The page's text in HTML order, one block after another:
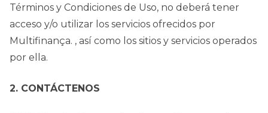
Términos y Condiciones de Uso, no deberá tener
acceso y/o utilizar los servicios ofrecidos por
Multifinança. , así como los sitios y servicios operados
por ella.
2. CONTÁCTENOS